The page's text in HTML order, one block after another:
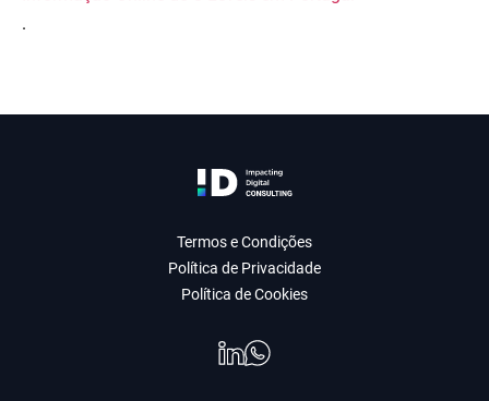
.
Termos e Condições
Política de Privacidade
Política de Cookies